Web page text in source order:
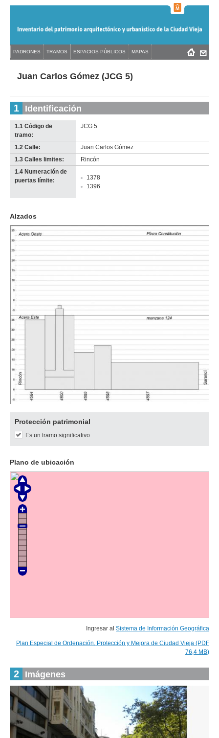
navigation
Back
Juan Carlos Gómez (JCG 5)
1 Identificación
1.1 Código de
tramo:
JCG 5
1.2 Calle:
Juan Carlos Gómez
1.3 Calles limites:
Rincón
1.4 Numeración de
puertas límite:
1378
1396
Alzados
Descargar
original
Protección patrimonial
Es un tramo significativo
Plano de ubicación
Ingresar al Sistema de Información Geográfica
Plan Especial de Ordenación, Protección y Mejora de Ciudad Vieja (PDF
76,4 MB)
2 Imágenes
Back
to Menú
PADRONES TRAMOS ESPACIOS PÚBLICOS MAPAS